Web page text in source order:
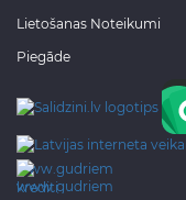
Lietošanas Noteikumi
Piegāde
www.gudriem.lv/atrie-
krediti